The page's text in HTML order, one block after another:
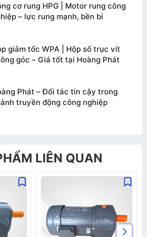
cơ rung HPG | Motor rung công
– lực rung mạnh, bền bỉ
giảm tốc WPA | Hộp số trục vít
góc – Giá tốt tại Hoàng Phát
Phát – Đối tác tin cậy trong
truyền động công nghiệp
LIÊN QUAN